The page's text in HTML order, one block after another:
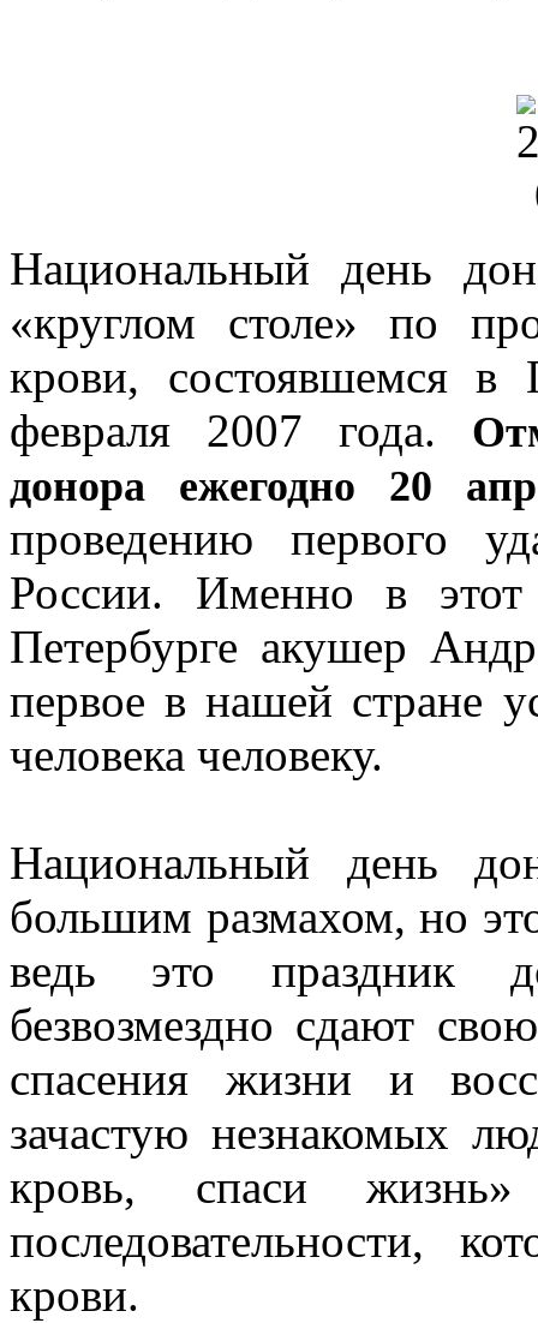
Национальный день
«круглом столе» по
крови, состоявшемся
февраля 2007 года.
донора ежегодно 20
проведению первого
России. Именно в
Петербурге акушер
первое в нашей стране
человека человеку.
Национальный день
большим размахом, но
ведь это праздник
безвозмездно сдают
спасения жизни и
зачастую незнакомых
кровь, спаси
последовательности,
крови.